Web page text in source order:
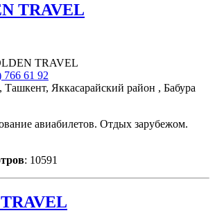
TRAVEL
766 61 92
Ташкент, Яккасарайский район , Бабура
авиабилетов. Отдых зарубежом.
: 10591